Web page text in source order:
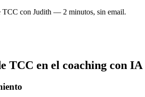
TCC con Judith — 2 minutos, sin email.
TCC en el coaching con IA